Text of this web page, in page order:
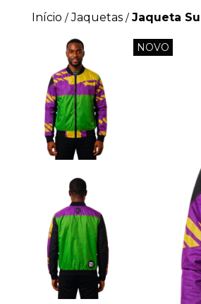
Início / Jaquetas / Jaqueta
NOVO